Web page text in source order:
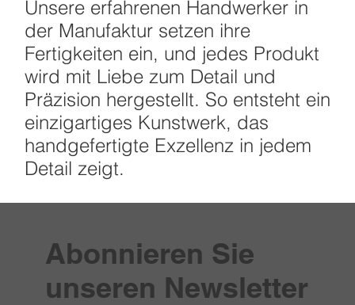
Unsere erfahrenen Handwerker in
der Manufaktur setzen ihre
Fertigkeiten ein, und jedes Produkt
wird mit Liebe zum Detail und
Präzision hergestellt. So entsteht ein
einzigartiges Kunstwerk, das
handgefertigte Exzellenz in jedem
Detail zeigt.
Abonnieren Sie
unseren Newsletter